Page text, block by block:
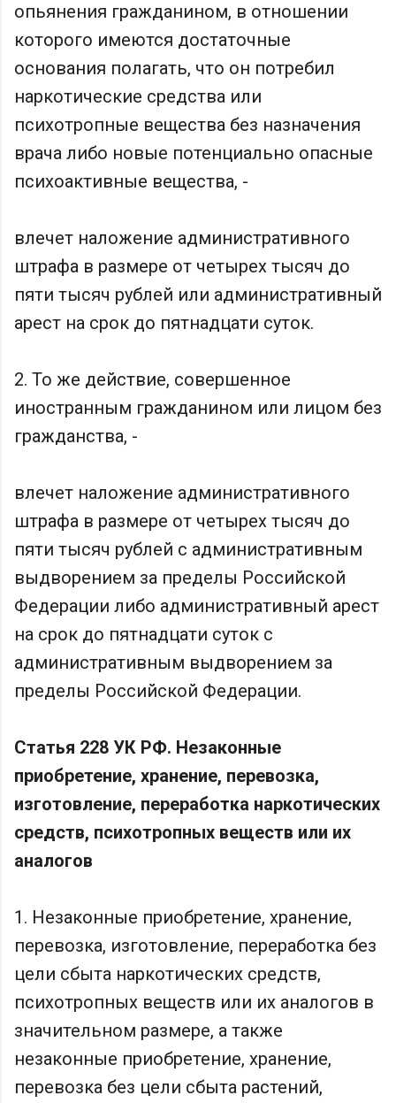
опьянения гражданином, в отношении
которого имеются достаточные
основания полагать, что он потребил
наркотические средства или
психотропные вещества без назначения
врача либо новые потенциально опасные
психоактивные вещества, -
влечет наложение административного
штрафа в размере от четырех тысяч до
пяти тысяч рублей или административный
арест на срок до пятнадцати суток.
2. То же действие, совершенное
иностранным гражданином или лицом без
гражданства, -
влечет наложение административного
штрафа в размере от четырех тысяч до
пяти тысяч рублей с административным
выдворением за пределы Российской
Федерации либо административный арест
на срок до пятнадцати суток с
административным выдворением за
пределы Российской Федерации.
Статья 228 УК РФ. Незаконные
приобретение, хранение, перевозка,
изготовление, переработка наркотических
средств, психотропных веществ или их
аналогов
1. Незаконные приобретение, хранение,
перевозка, изготовление, переработка без
цели сбыта наркотических средств,
психотропных веществ или их аналогов в
значительном размере, а также
незаконные приобретение, хранение,
перевозка без цели сбыта растений,